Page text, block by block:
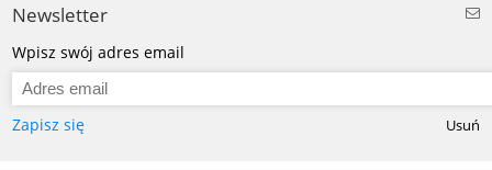
Newsletter
Wpisz swój adres email
Zapisz się Usuń